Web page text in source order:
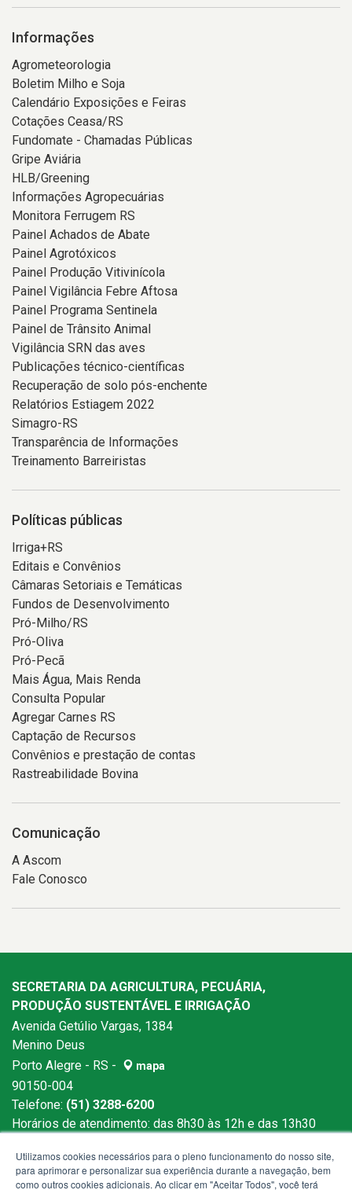
Informações
Agrometeorologia
Boletim Milho e Soja
Calendário Exposições e Feiras
Cotações Ceasa/RS
Fundomate - Chamadas Públicas
Gripe Aviária
HLB/Greening
Informações Agropecuárias
Monitora Ferrugem RS
Painel Achados de Abate
Painel Agrotóxicos
Painel Produção Vitivinícola
Painel Vigilância Febre Aftosa
Painel Programa Sentinela
Painel de Trânsito Animal
Vigilância SRN das aves
Publicações técnico-científicas
Recuperação de solo pós-enchente
Relatórios Estiagem 2022
Simagro-RS
Transparência de Informações
Treinamento Barreiristas
Políticas públicas
Irriga+RS
Editais e Convênios
Câmaras Setoriais e Temáticas
Fundos de Desenvolvimento
Pró-Milho/RS
Pró-Oliva
Pró-Pecã
Mais Água, Mais Renda
Consulta Popular
Agregar Carnes RS
Captação de Recursos
Convênios e prestação de contas
Rastreabilidade Bovina
Comunicação
A Ascom
Fale Conosco
SECRETARIA DA AGRICULTURA, PECUÁRIA,
PRODUÇÃO SUSTENTÁVEL E IRRIGAÇÃO
Avenida Getúlio Vargas, 1384
Menino Deus
Porto Alegre - RS -
mapa
90150-004
Telefone: (51) 3288-6200
Horários de atendimento: das 8h30 às 12h e das 13h30
Utilizamos cookies necessários para o pleno funcionamento do nosso site,
para aprimorar e personalizar sua experiência durante a navegação, bem
como outros cookies adicionais. Ao clicar em "Aceitar Todos", você terá